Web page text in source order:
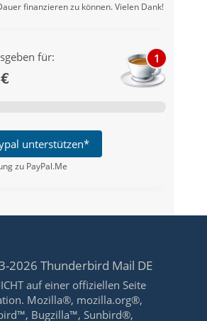
finanzieren zu können. Vielen Dank!
für: 1
unterstützen*
zu PayPal.Me
2026 Thunderbird Mail DE
auf einer offiziellen Seite
Mozilla®, mozilla.org®,
Bugzilla™, Sunbird®,